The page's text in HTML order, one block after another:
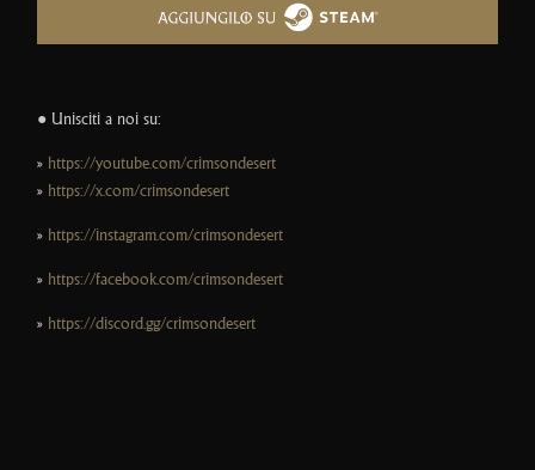
● Unisciti a noi su:
» https://youtube.com/crimsondesert
» https://x.com/crimsondesert_
» https://instagram.com/crimsondesert_
» https://facebook.com/crimsondesert
» https://discord.gg/crimsondesert